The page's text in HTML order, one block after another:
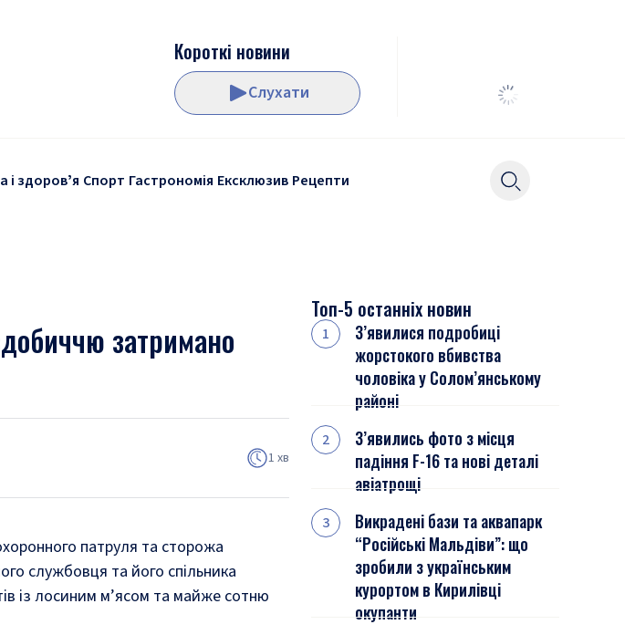
Короткі новини
Слухати
і здоровʼя Спорт Гастрономія Ексклюзив Рецепти
затримано
1 хв
патруля та сторожа
службовця та його спільника
із лосиним м’ясом та майже сотню
Топ-5 останніх новин
З’явилися подробиці
жорстокого вбивства
чоловіка у Солом’янському
районі
З’явились фото з місця
падіння F-16 та нові деталі
авіатрощі
Викрадені бази та аквапарк
“Російські Мальдіви”: що
зробили з українським
курортом в Кирилівці
окупанти